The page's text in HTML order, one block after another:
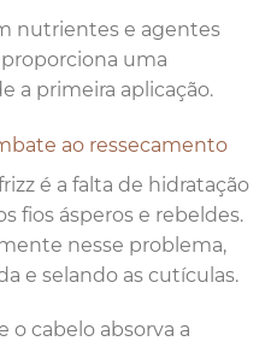
nutrientes e agentes
uma
a primeira aplicação.
ao ressecamento
é a falta de hidratação
fios ásperos e rebeldes.
nesse problema,
e selando as cutículas.
o cabelo absorva a